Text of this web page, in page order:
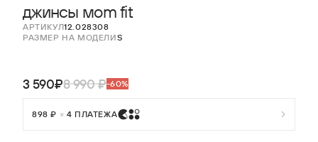
джинсы мom fit
АРТИКУЛ12.028308
РАЗМЕР НА МОДЕЛИS
3 590₽8 990 ₽-60%
898 ₽ × 4 ПЛАТЕЖА